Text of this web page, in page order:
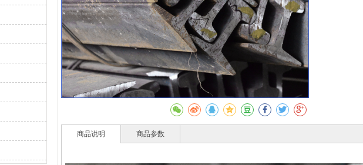
商品说明 商品参数